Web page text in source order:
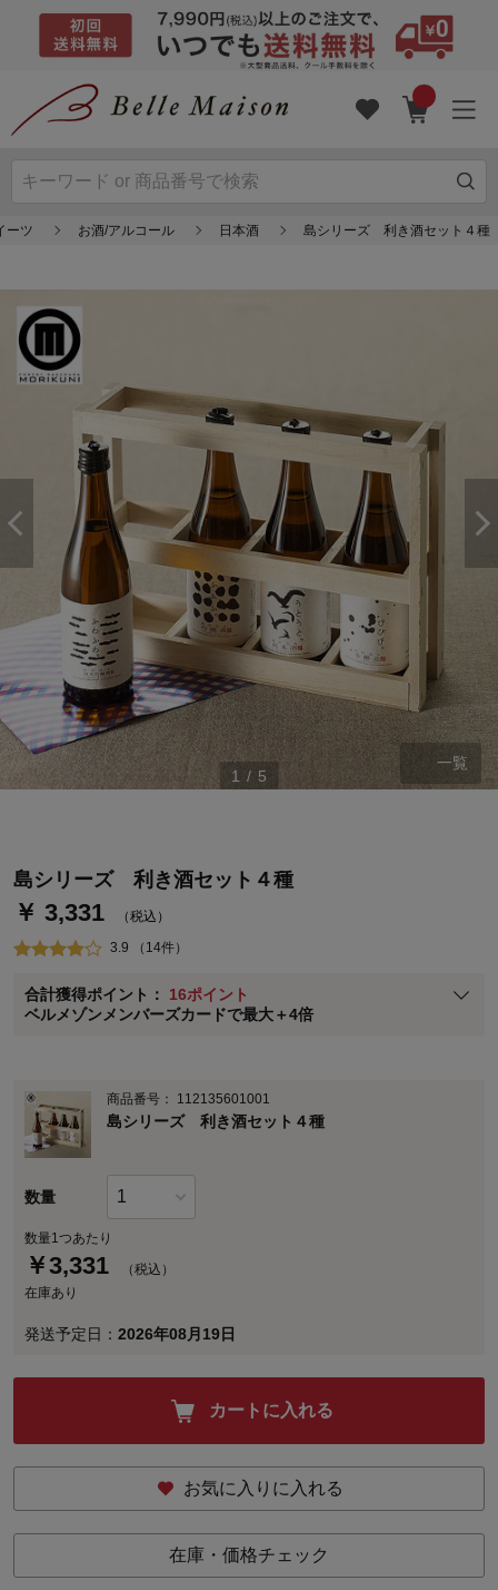
ーツ お酒/アルコール 日本酒 島シリーズ 利き酒セット４種
1 / 5
一覧
島シリーズ 利き酒セット４種
￥ 3,331 （税込）
3.9 （14件）
合計獲得ポイント： 16ポイント
ベルメゾンメンバーズカードで最大＋4倍
ステージが上がれば送料無料・返品引取無料！
さらにポイント還元最大16倍！
ベルメゾン・ポイントについて
通常商品送料無料 返品引取無料（JCBのみ）
即時入会なら更に500円OFFクーポンプレゼント
※メンバーズカードの加算ポイントはステージ倍率適用前の基本ポイント
に対して適用されます。
商品番号： 112135601001
島シリーズ 利き酒セット４種
数量
数量1つあたり
￥3,331
（税込）
在庫あり
発送予定日： 2026年08月19日
カートに入れる
お気に入りに入れる
在庫・価格チェック